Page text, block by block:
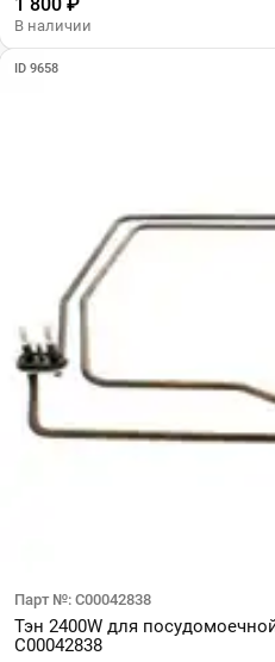
В наличии
ID 9658
Парт №: C00042838
Тэн 2400W для
C00042838